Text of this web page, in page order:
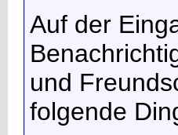
Auf der
und
folgende